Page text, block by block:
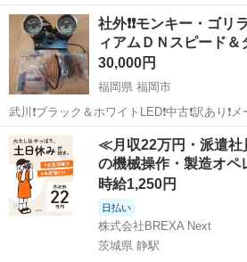
ー・…
福岡 福岡市 その他 スピードメー
社外❗❗モンキー・ゴリ
ィアムＤＮスピード
30,000円
福岡県 福岡市
武川❗ブラック＆ホワイトLED❗中古❗訳あり❗
線など付き❗ノークレーム・ノーリターン❗他
ク❗ツインメーターあり❗モンキー・ゴリラ
ス系❗パーツ色々あり❗...
福岡 福岡市 バイク ゴリラ
≪月収22万円・派遣
の機械操作・製造オペ
時給1,250円
日払い
株式会社BREXA Next
茨城県 静駅